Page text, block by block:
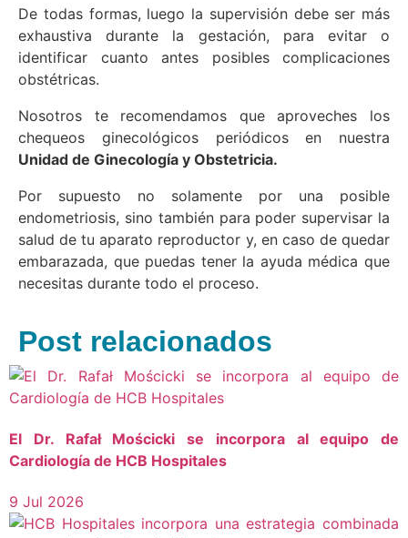
De todas formas, luego la supervisión debe ser más
exhaustiva durante la gestación, para evitar o
identificar cuanto antes posibles complicaciones
obstétricas.
Nosotros te recomendamos que aproveches los
chequeos ginecológicos periódicos en nuestra
Unidad de Ginecología y Obstetricia.
Por supuesto no solamente por una posible
endometriosis, sino también para poder supervisar la
salud de tu aparato reproductor y, en caso de quedar
embarazada, que puedas tener la ayuda médica que
necesitas durante todo el proceso.
Post relacionados
El Dr. Rafał Mościcki se incorpora al equipo de
Cardiología de HCB Hospitales
9 Jul 2026